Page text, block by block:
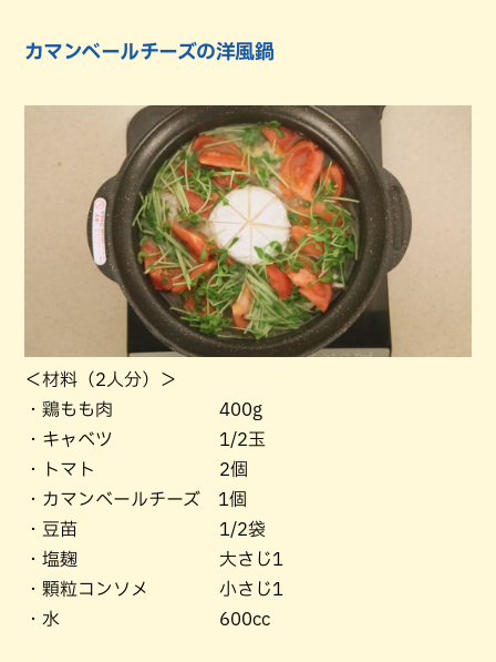
カマンベールチーズの洋風鍋
＜材料（2人分）＞
・鶏もも肉 400g
・キャベツ 1/2玉
・トマト 2個
・カマンベールチーズ 1個
・豆苗 1/2袋
・塩麹 大さじ1
・顆粒コンソメ 小さじ1
・水 600cc